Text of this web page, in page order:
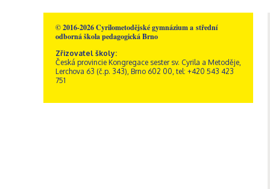
© 2016-2026 Cyrilometodějské gymnázium a střední
odborná škola pedagogická Brno
Zřizovatel školy:
Česká provincie Kongregace sester sv. Cyrila a Metoděje,
Lerchova 63 (č.p. 343), Brno 602 00, tel: +420 543 423
751